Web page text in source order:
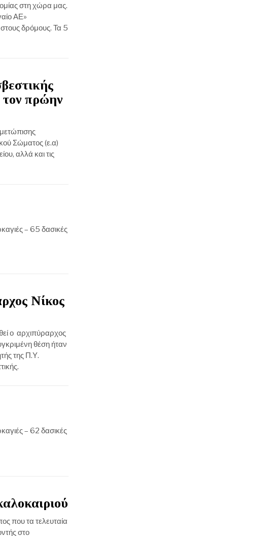
στη χώρα μας.
ΑΕ»
δρόμους. Τα 5
πρώην
Σώματος (ε.α)
αλλά και τις
– 65 δασικές
Νίκος
ο αρχιπύραρχος
θέση ήταν
της Π.Υ.
– 62 δασικές
που τα τελευταία
στο